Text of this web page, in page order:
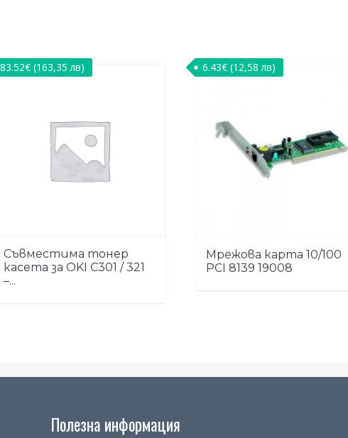
Съвместима тонер
касета за OKI C301 / 321
–...
83.52€ (163,35 лв)
Мрежова карта 10/100
PCI 8139 19008
6.43€ (12,58 лв)
Полезна информация